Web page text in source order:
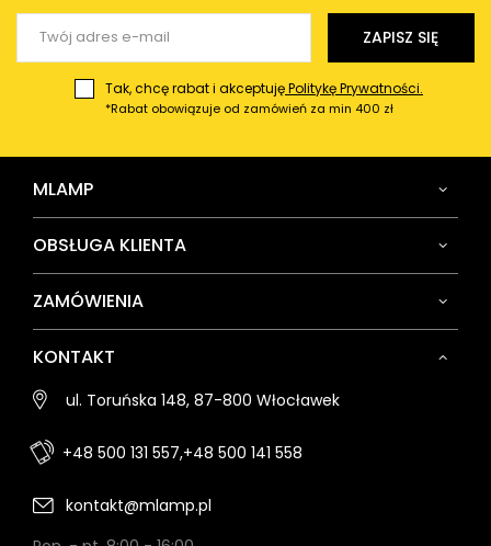
ZAPISZ SIĘ
Tak, chcę rabat i akceptujęPolitykę Prywatności.
*Rabat obowiązuje od zamówień za min 400 zł
MLAMP
OBSŁUGA KLIENTA
ZAMÓWIENIA
KONTAKT
ul. Toruńska 148, 87-800 Włocławek
+48 500 131 557,+48 500 141 558
kontakt@mlamp.pl